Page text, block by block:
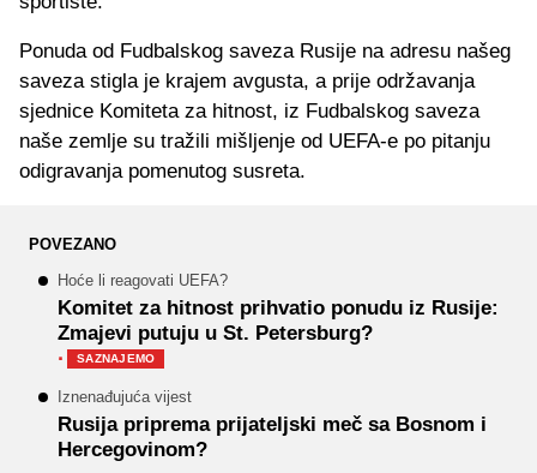
Ponuda od Fudbalskog saveza Rusije na adresu našeg
saveza stigla je krajem avgusta, a prije održavanja
sjednice Komiteta za hitnost, iz Fudbalskog saveza
naše zemlje su tražili mišljenje od UEFA-e po pitanju
odigravanja pomenutog susreta.
POVEZANO
Hoće li reagovati UEFA?
Komitet za hitnost prihvatio ponudu iz Rusije:
Zmajevi putuju u St. Petersburg?
· SAZNAJEMO
Iznenađujuća vijest
Rusija priprema prijateljski meč sa Bosnom i
Hercegovinom?